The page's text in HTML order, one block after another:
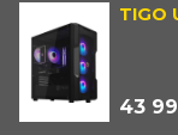
TIGO
43